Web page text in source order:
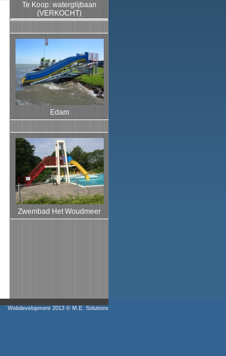
Te Koop: waterglijbaan
(VERKOCHT)
Edam
Zwembad Het Woudmeer
Webdevelopment 2013 © M.E. Solutions